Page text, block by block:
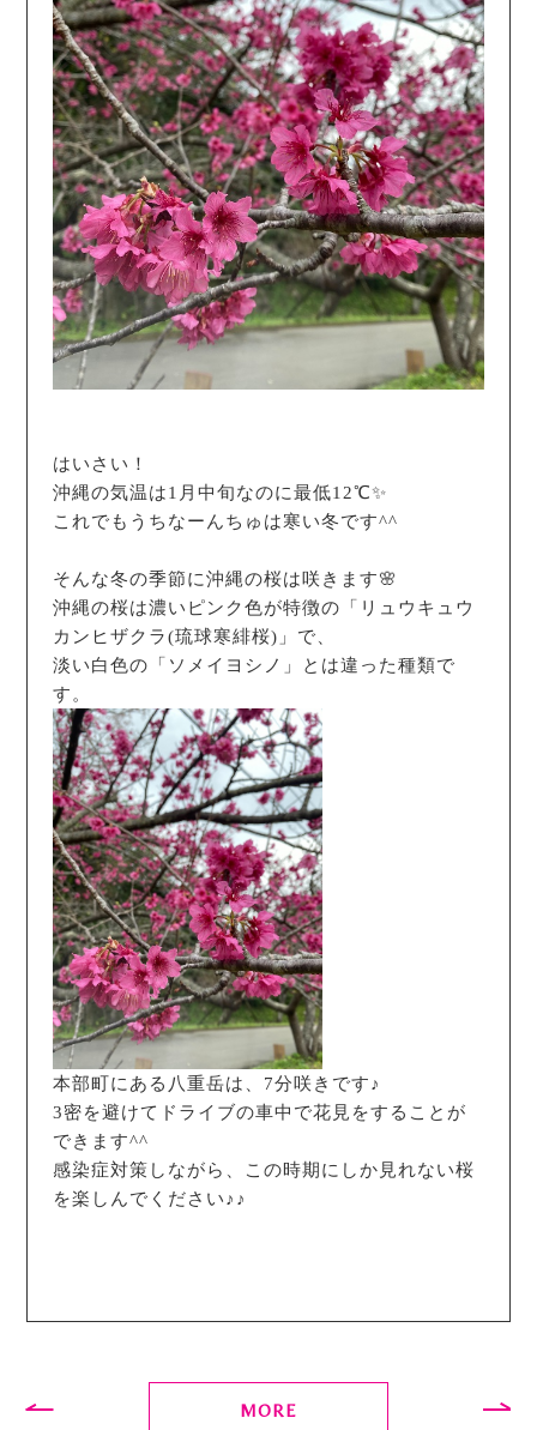
はいさい！
沖縄の気温は1月中旬なのに最低12℃✨
これでもうちなーんちゅは寒い冬です^^
そんな冬の季節に沖縄の桜は咲きます🌸
沖縄の桜は濃いピンク色が特徴の「リュウキュウ
カンヒザクラ(琉球寒緋桜)」で、
淡い白色の「ソメイヨシノ」とは違った種類で
す。
本部町にある八重岳は、7分咲きです♪
3密を避けてドライブの車中で花見をすることが
できます^^
感染症対策しながら、この時期にしか見れない桜
を楽しんでください♪♪
MORE